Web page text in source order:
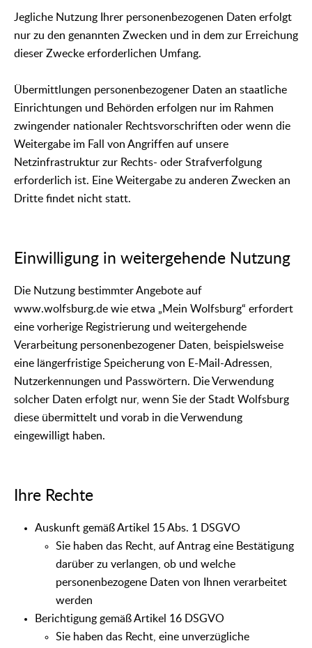
Jegliche Nutzung Ihrer personenbezogenen Daten erfolgt
nur zu den genannten Zwecken und in dem zur Erreichung
dieser Zwecke erforderlichen Umfang.
Übermittlungen personenbezogener Daten an staatliche
Einrichtungen und Behörden erfolgen nur im Rahmen
zwingender nationaler Rechtsvorschriften oder wenn die
Weitergabe im Fall von Angriffen auf unsere
Netzinfrastruktur zur Rechts- oder Strafverfolgung
erforderlich ist. Eine Weitergabe zu anderen Zwecken an
Dritte findet nicht statt.
Einwilligung in weitergehende Nutzung
Die Nutzung bestimmter Angebote auf
www.wolfsburg.de wie etwa „Mein Wolfsburg“ erfordert
eine vorherige Registrierung und weitergehende
Verarbeitung personenbezogener Daten, beispielsweise
eine längerfristige Speicherung von E-Mail-Adressen,
Nutzerkennungen und Passwörtern. Die Verwendung
solcher Daten erfolgt nur, wenn Sie der Stadt Wolfsburg
diese übermittelt und vorab in die Verwendung
eingewilligt haben.
Ihre Rechte
Auskunft gemäß Artikel 15 Abs. 1 DSGVO
Sie haben das Recht, auf Antrag eine Bestätigung
darüber zu verlangen, ob und welche
personenbezogene Daten von Ihnen verarbeitet
werden
Berichtigung gemäß Artikel 16 DSGVO
Sie haben das Recht, eine unverzügliche